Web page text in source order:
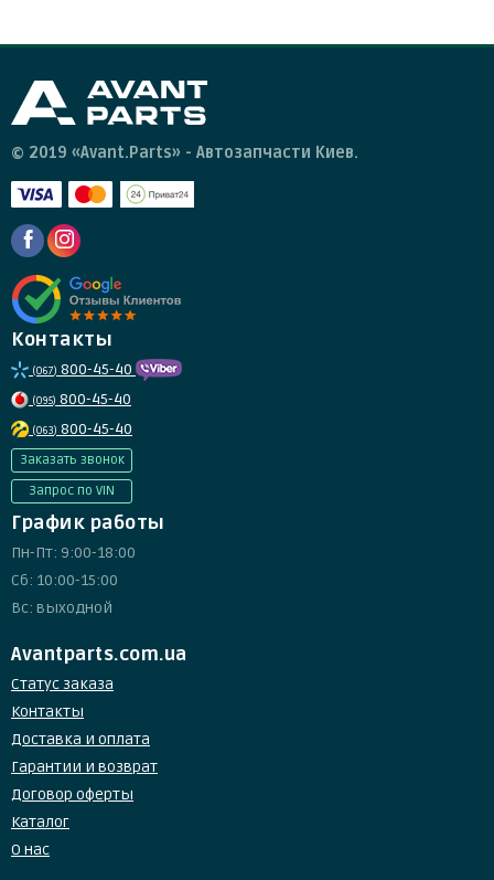
© 2019 «Avant.Parts» - Автозапчасти Киев.
Контакты
(067) 800-45-40
(095) 800-45-40
(063) 800-45-40
Заказать звонок
Запрос по VIN
График работы
Пн-Пт: 9:00-18:00
Сб: 10:00-15:00
Вс: выходной
Avantparts.com.ua
Статус заказа
Контакты
Доставка и оплата
Гарантии и возврат
Договор оферты
Каталог
О нас